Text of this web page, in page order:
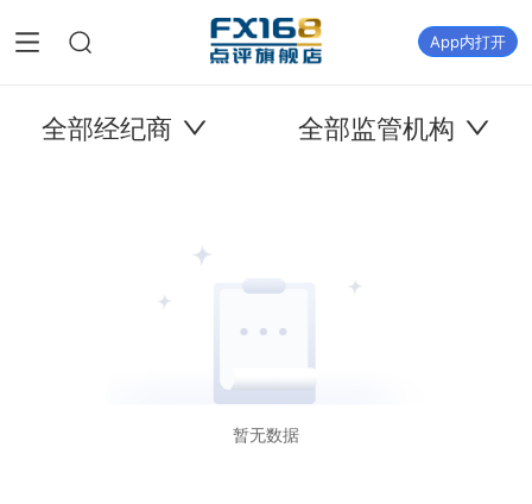
App内打开
全部经纪商 全部监管机构
暂无数据